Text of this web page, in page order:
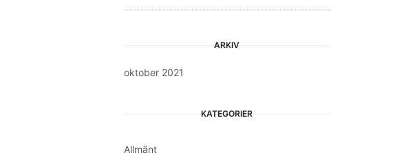
ARKIV
oktober 2021
KATEGORIER
Allmänt